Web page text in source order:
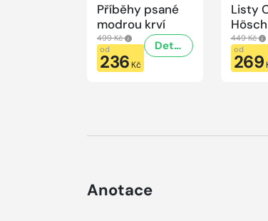
Příběhy psané
modrou krví
499 Kč
od
236 Kč
Detail
Listy
449 Kč
od
269
Anotace